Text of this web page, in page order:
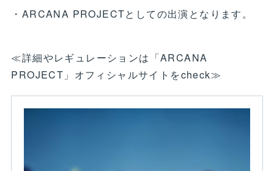
・ARCANA PROJECTとしての出演となります。
≪詳細やレギュレーションは「ARCANA
PROJECT」オフィシャルサイトをcheck≫